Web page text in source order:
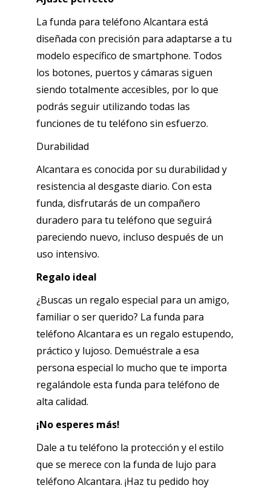
La funda para teléfono Alcantara está
diseñada con precisión para adaptarse a tu
modelo específico de smartphone. Todos
los botones, puertos y cámaras siguen
siendo totalmente accesibles, por lo que
podrás seguir utilizando todas las
funciones de tu teléfono sin esfuerzo.
Durabilidad
Alcantara es conocida por su durabilidad y
resistencia al desgaste diario. Con esta
funda, disfrutarás de un compañero
duradero para tu teléfono que seguirá
pareciendo nuevo, incluso después de un
uso intensivo.
Regalo ideal
¿Buscas un regalo especial para un amigo,
familiar o ser querido? La funda para
teléfono Alcantara es un regalo estupendo,
práctico y lujoso. Demuéstrale a esa
persona especial lo mucho que te importa
regalándole esta funda para teléfono de
alta calidad.
¡No esperes más!
Dale a tu teléfono la protección y el estilo
que se merece con la funda de lujo para
teléfono Alcantara. ¡Haz tu pedido hoy